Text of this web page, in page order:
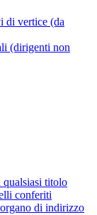
di vertice (da
(dirigenti non
titolo
conferiti
di indirizzo